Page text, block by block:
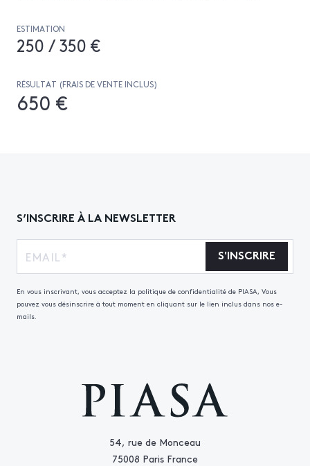
ESTIMATION
250 / 350 €
RÉSULTAT (FRAIS DE VENTE INCLUS)
650 €
54, rue de Monceau
75008 Paris France
S’INSCRIRE À LA NEWSLETTER
S'INSCRIRE
En vous inscrivant, vous acceptez la politique de confidentialité de PIASA, Vous
pouvez vous désinscrire à tout moment en cliquant sur le lien inclus dans nos e-
mails.